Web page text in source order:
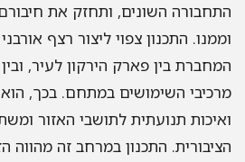
התחבורה השונים, ותחזק את
וממנו. התכנון צפוי ליצור רצף
המחברת בין פארק הירקון לעיר,
מרכיבי השימושים במתחם. בכך,
ואיכות תנועתית לתושבי האזור
הציבורית. התכנון במרחב זה מהווה